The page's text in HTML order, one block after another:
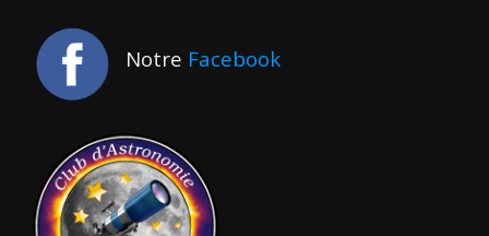
Notre Facebook